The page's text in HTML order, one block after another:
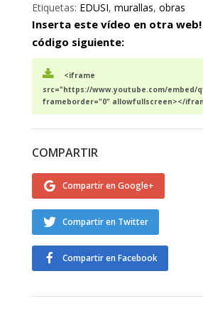
Etiquetas: EDUSI, murallas, obras
Inserta este vídeo en otra web!
código siguiente:
<iframe
src="https://www.youtube.com/embed/
frameborder="0" allowfullscreen></
COMPARTIR
Compartir en Google+
Compartir en Twitter
Compartir en Facebook